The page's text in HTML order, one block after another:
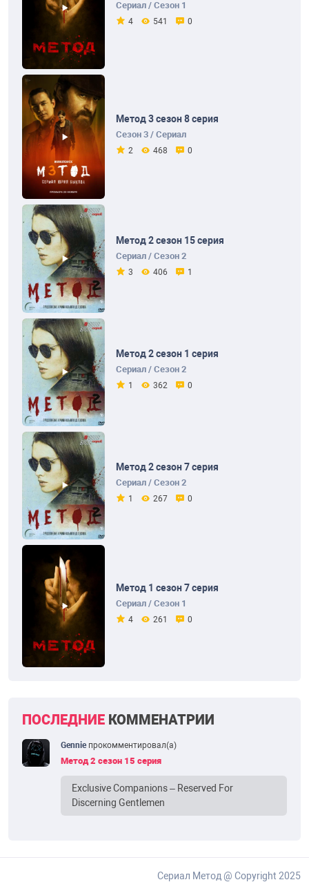
Сериал / Сезон 1
4 541 0
Метод 3 сезон 8 серия
Сезон 3 / Сериал
2 468 0
Метод 2 сезон 15 серия
Сериал / Сезон 2
3 406 1
Метод 2 сезон 1 серия
Сериал / Сезон 2
1 362 0
Метод 2 сезон 7 серия
Сериал / Сезон 2
1 267 0
Метод 1 сезон 7 серия
Сериал / Сезон 1
4 261 0
ПОСЛЕДНИЕ КОММЕНАТРИИ
Gennieпрокомментировал(а)
Метод 2 сезон 15 серия
Exclusive Companions – Reserved For
Discerning Gentlemen
Сериал Метод @ Copyright 2025